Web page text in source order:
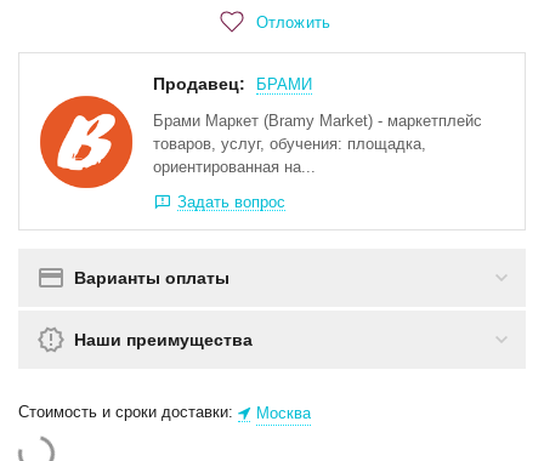
Отложить
Продавец:
БРАМИ
Брами Маркет (Bramy Market) - маркетплейс
товаров, услуг, обучения: площадка,
ориентированная на...
Задать вопрос
Варианты оплаты
Наши преимущества
Стоимость и сроки доставки: Москва